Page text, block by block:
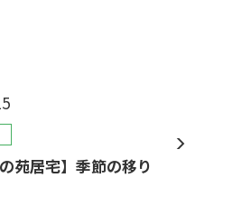
の苑居宅】季節の移り